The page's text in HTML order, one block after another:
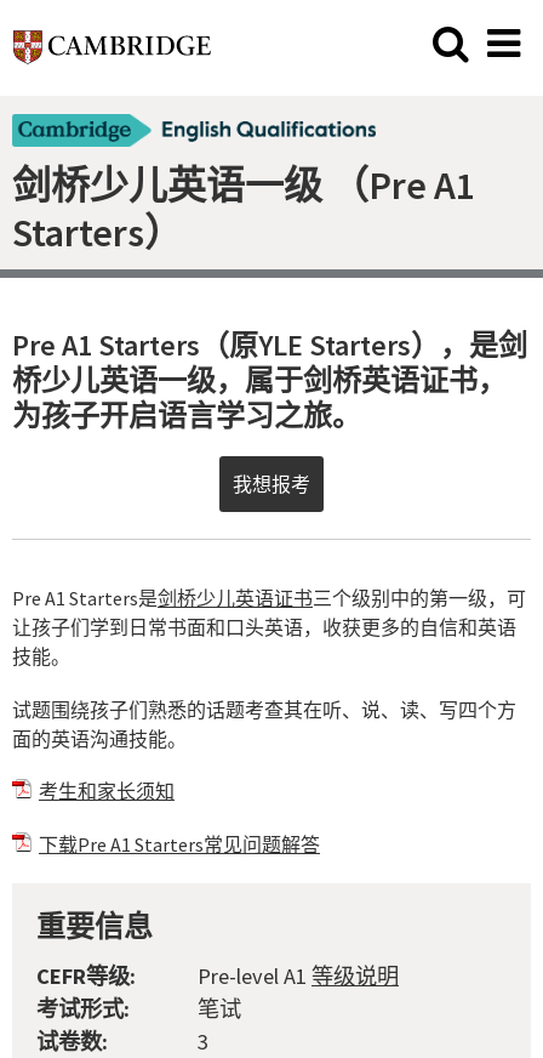
剑桥少儿英语一级 （Pre A1
Starters）
Pre A1 Starters（原YLE Starters），是剑
桥少儿英语一级，属于剑桥英语证书，
为孩子开启语言学习之旅。
我想报考
Pre A1 Starters是剑桥少儿英语证书三个级别中的第一级，可
让孩子们学到日常书面和口头英语，收获更多的自信和英语
技能。
试题围绕孩子们熟悉的话题考查其在听、说、读、写四个方
面的英语沟通技能。
考生和家长须知
下载Pre A1 Starters常见问题解答
重要信息
CEFR等级: Pre-level A1 等级说明
考试形式:
笔试
试卷数:
3